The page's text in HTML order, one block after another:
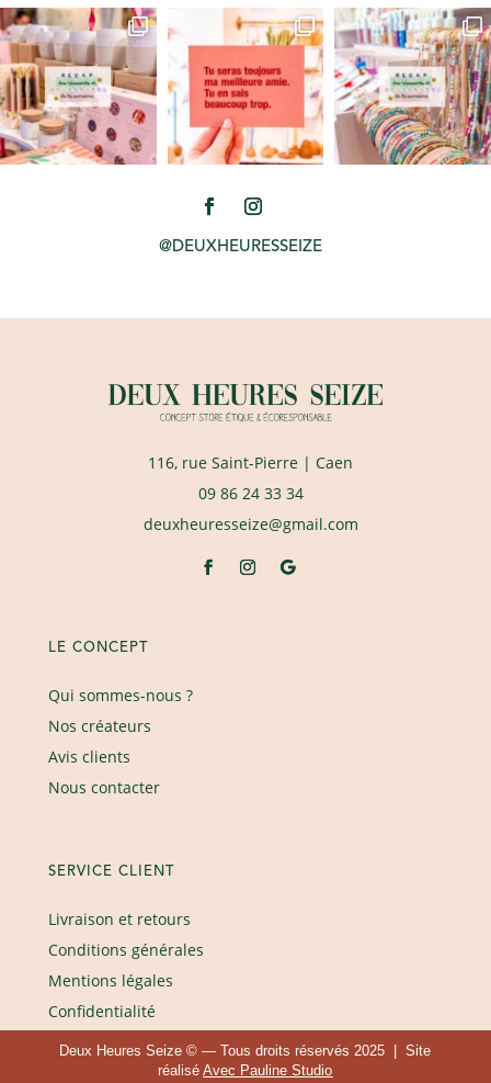
@DEUXHEURESSEIZE
116, rue Saint-Pierre | Caen
09 86 24 33 34
deuxheuresseize@gmail.com
LE CONCEPT
Qui sommes-nous ?
Nos créateurs
Avis clients
Nous contacter
SERVICE CLIENT
Livraison et retours
Conditions générales
Mentions légales
Confidentialité
Deux Heures Seize © — Tous droits réservés 2025 | Site
réaliséAvec Pauline Studio